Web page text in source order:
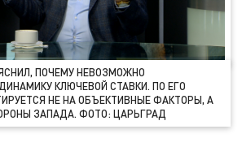
ПОЧЕМУ НЕВОЗМОЖНО
КЛЮЧЕВОЙ СТАВКИ. ПО ЕГО
НЕ НА ОБЪЕКТИВНЫЕ ФАКТОРЫ, А
ЗАПАДА. ФОТО: ЦАРЬГРАД